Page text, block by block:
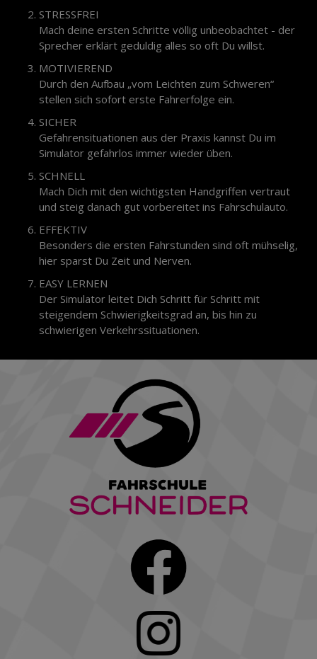
STRESSFREI
Mach deine ersten Schritte völlig unbeobachtet - der
Sprecher erklärt geduldig alles so oft Du willst.
MOTIVIEREND
Durch den Aufbau „vom Leichten zum Schweren“
stellen sich sofort erste Fahrerfolge ein.
SICHER
Gefahrensituationen aus der Praxis kannst Du im
Simulator gefahrlos immer wieder üben.
SCHNELL
Mach Dich mit den wichtigsten Handgriffen vertraut
und steig danach gut vorbereitet ins Fahrschulauto.
EFFEKTIV
Besonders die ersten Fahrstunden sind oft mühselig,
hier sparst Du Zeit und Nerven.
EASY LERNEN
Der Simulator leitet Dich Schritt für Schritt mit
steigendem Schwierigkeitsgrad an, bis hin zu
schwierigen Verkehrssituationen.